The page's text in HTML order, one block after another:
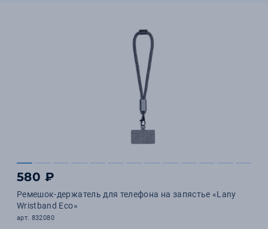
580 ₽
Ремешок-держатель для телефона на запястье «Lany
Wristband Eco»
арт. 832080